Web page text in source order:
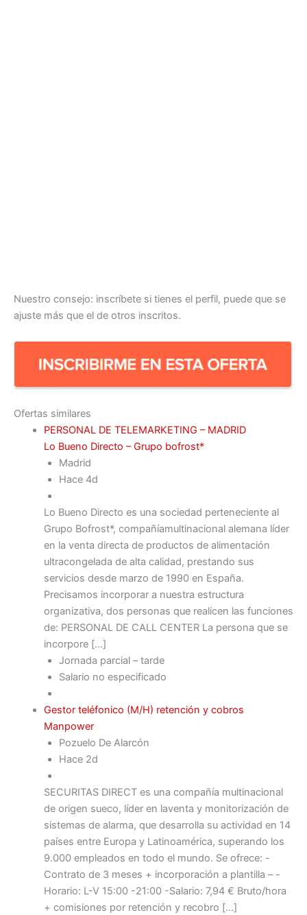
Nuestro consejo: inscríbete si tienes el perfil, puede que se
ajuste más que el de otros inscritos.
Ofertas similares
PERSONAL DE TELEMARKETING – MADRID
Lo Bueno Directo – Grupo bofrost*
Madrid
Hace 4d
Lo Bueno Directo es una sociedad perteneciente al
Grupo Bofrost*, compañíamultinacional alemana líder
en la venta directa de productos de alimentación
ultracongelada de alta calidad, prestando sus
servicios desde marzo de 1990 en España.
Precisamos incorporar a nuestra estructura
organizativa, dos personas que realicen las funciones
de: PERSONAL DE CALL CENTER La persona que se
incorpore […]
Jornada parcial – tarde
Salario no especificado
Gestor teléfonico (M/H) retención y cobros
Manpower
Pozuelo De Alarcón
Hace 2d
SECURITAS DIRECT es una compañía multinacional
de origen sueco, líder en laventa y monitorización de
sistemas de alarma, que desarrolla su actividad en 14
países entre Europa y Latinoamérica, superando los
9.000 empleados en todo el mundo. Se ofrece: -
Contrato de 3 meses + incorporación a plantilla – -
Horario: L-V 15:00 -21:00 -Salario: 7,94 € Bruto/hora
+ comisiones por retención y recobro […]